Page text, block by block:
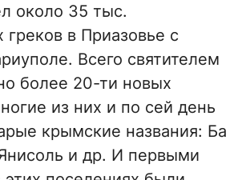
около 35 тыс.
греков в Приазовье с
Всего святителем
более 20-ти новых
из них и по сей день
крымские названия:
и др. И первыми